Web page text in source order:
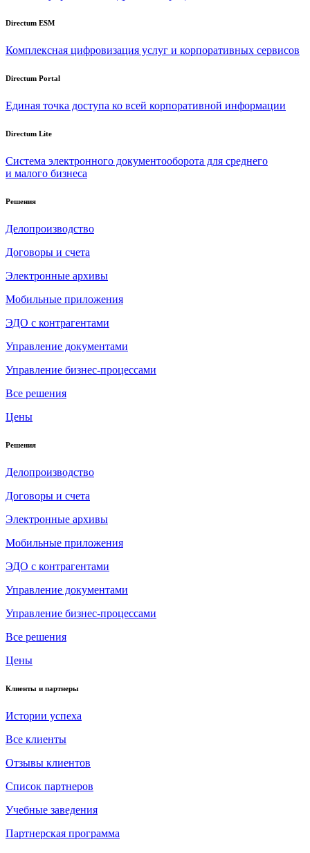
Directum ESM
Комплексная цифровизация услуг и корпоративных сервисов
Directum Portal
Единая точка доступа ко всей корпоративной информации
Directum Lite
Система электронного документооборота для среднего
и малого бизнеса
Решения
Делопроизводство
Договоры и счета
Электронные архивы
Мобильные приложения
ЭДО с контрагентами
Управление документами
Управление бизнес-процессами
Все решения
Цены
Решения
Делопроизводство
Договоры и счета
Электронные архивы
Мобильные приложения
ЭДО с контрагентами
Управление документами
Управление бизнес-процессами
Все решения
Цены
Клиенты и партнеры
Истории успеха
Все клиенты
Отзывы клиентов
Список партнеров
Учебные заведения
Партнерская программа